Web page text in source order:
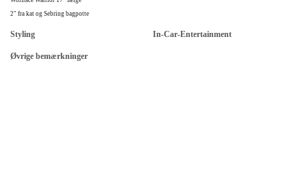
2" fra kat og Sebring bagpotte
Styling In-Car-Entertainment
Øvrige bemærkninger